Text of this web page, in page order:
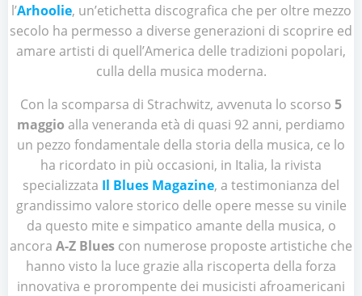
l’Arhoolie, un’etichetta discografica che per oltre mezzo
secolo ha permesso a diverse generazioni di scoprire ed
amare artisti di quell’America delle tradizioni popolari,
culla della musica moderna.
Con la scomparsa di Strachwitz, avvenuta lo scorso 5
maggio alla veneranda età di quasi 92 anni, perdiamo
un pezzo fondamentale della storia della musica, ce lo
ha ricordato in più occasioni, in Italia, la rivista
specializzata Il Blues Magazine, a testimonianza del
grandissimo valore storico delle opere messe su vinile
da questo mite e simpatico amante della musica, o
ancora A-Z Blues con numerose proposte artistiche che
hanno visto la luce grazie alla riscoperta della forza
innovativa e prorompente dei musicisti afroamericani